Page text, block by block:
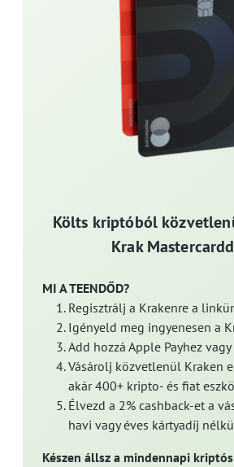
Költs kriptóból
Krak
MI A TEENDŐD?
Regisztrálj a Krakenre a
Igényeld meg ingyenesen a
Add hozzá Apple Payhez
Vásárolj közvetlenül Kraken
akár 400+ kripto- és fiat
Élvezd a 2% cashback-et a
havi vagy éves kártyadíj
Készen állsz a mindennapi